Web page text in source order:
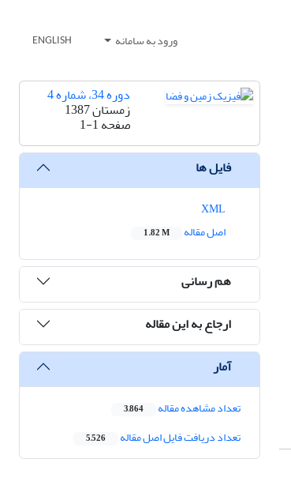
ورود به سامانه ENGLISH
دوره 34، شماره 4
زمستان 1387
صفحه1-1
فایل ها
اصل مقاله
1.82 M
هم رسانی
ارجاع به این مقاله
آمار
تعداد مشاهده مقاله 3,864
تعداد دریافت فایل اصل مقاله 5,526